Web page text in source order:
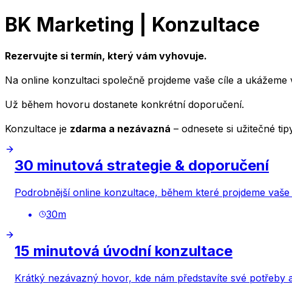
BK Marketing | Konzultace
Rezervujte si termín, který vám vyhovuje.
Na online konzultaci společně projdeme vaše cíle a
Už během hovoru dostanete konkrétní doporučení.
Konzultace je zdarma a nezávazná – odnesete si užitečné
30 minutová strategie & doporučení
Podrobnější online konzultace, během které projdeme
30m
15 minutová úvodní konzultace
Krátký nezávazný hovor, kde nám představíte své